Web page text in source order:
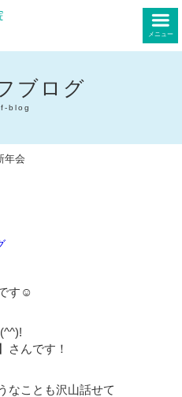
メニュー
ブログ
blog
年会
す☺
さんです！
なことも沢山話せて